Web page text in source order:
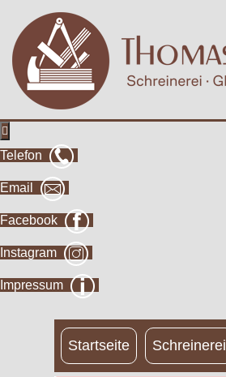

Telefon
Email
Facebook
Instagram
Impressum
Startseite Schreinerei